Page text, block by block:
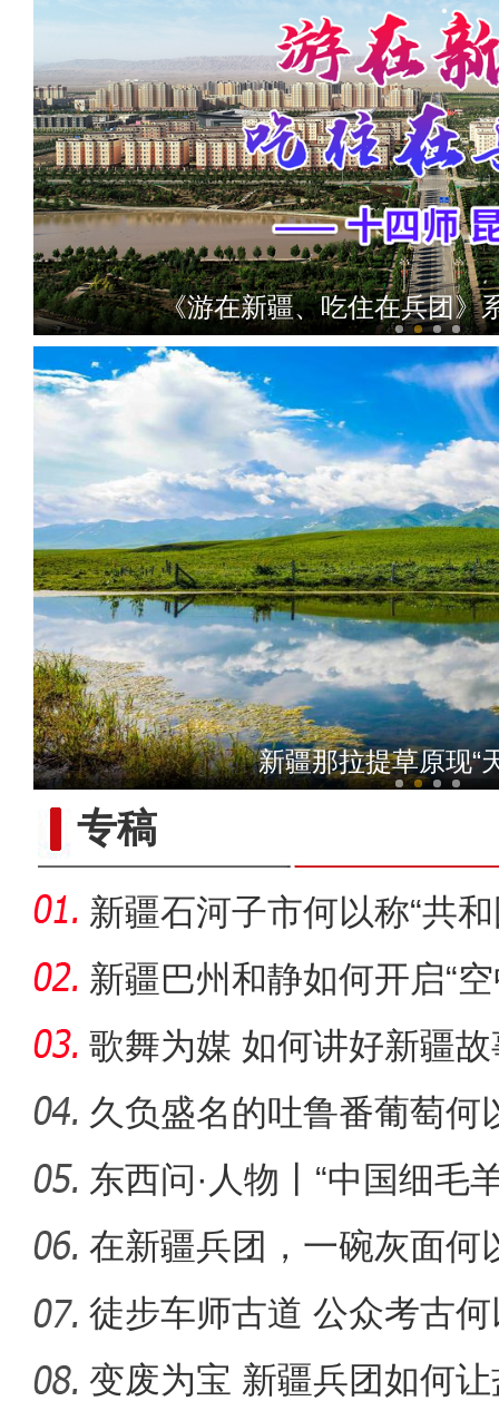
《游在新疆、吃住在兵团》
《游在新疆、吃住在兵团》
体验马术成为新疆兵团民众
新疆那拉提草原现“
专稿
新疆石河子市何以称“共
新疆巴州和静如何开启“
歌舞为媒 如何讲好新疆
久负盛名的吐鲁番葡萄何
东西问·人物丨“中国细毛
脚
在新疆兵团，一碗灰面何
徒步车师古道 公众考古何
化遗
变废为宝 新疆兵团如何让